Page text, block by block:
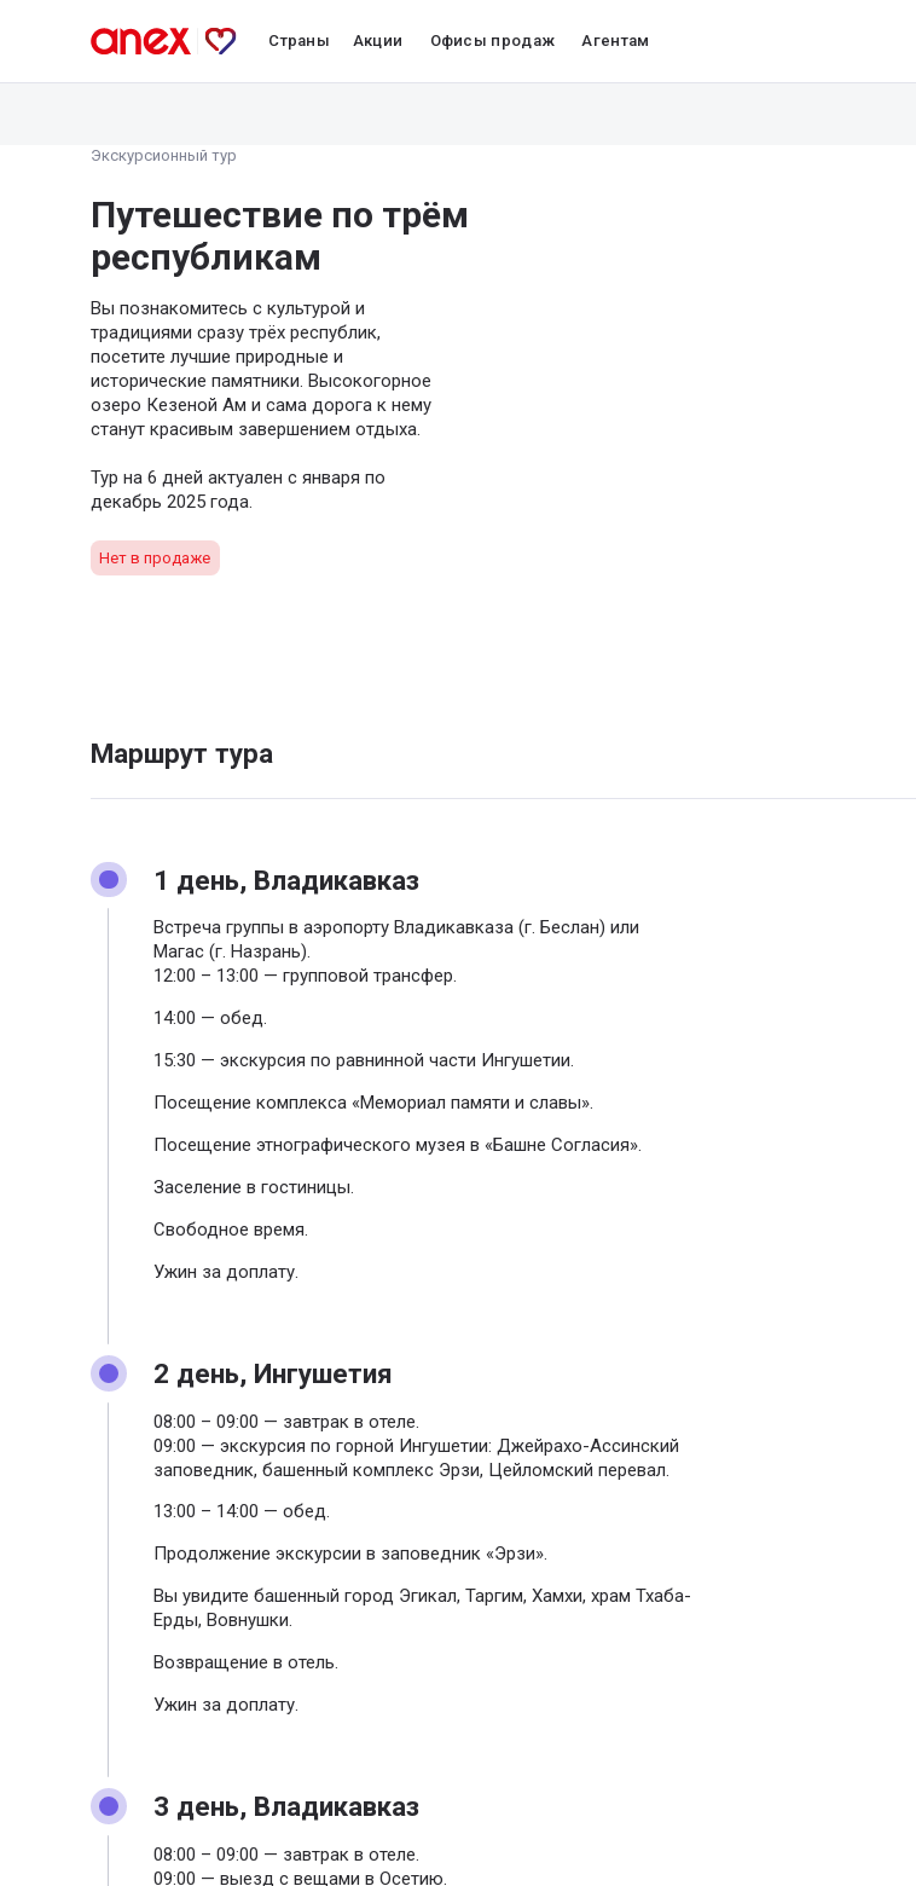
Страны Акции Офисы продаж Агентам
Экскурсионный тур
Путешествие по трём
республикам
Вы познакомитесь с культурой и
традициями сразу трёх республик,
посетите лучшие природные и
исторические памятники. Высокогорное
озеро Кезеной Ам и сама дорога к нему
станут красивым завершением отдыха.
Тур на 6 дней актуален с января по
декабрь 2025 года.
Нет в продаже
Маршрут тура
1 день, Владикавказ
Встреча группы в аэропорту Владикавказа (г. Беслан) или
Магас (г. Назрань).
12:00 – 13:00 — групповой трансфер.
14:00 — обед.
15:30 — экскурсия по равнинной части Ингушетии.
Посещение комплекса «Мемориал памяти и славы».
Посещение этнографического музея в «Башне Согласия».
Заселение в гостиницы.
Свободное время.
Ужин за доплату.
2 день, Ингушетия
08:00 – 09:00 — завтрак в отеле.
09:00 — экскурсия по горной Ингушетии: Джейрахо-Ассинский
заповедник, башенный комплекс Эрзи, Цейломский перевал.
13:00 – 14:00 — обед.
Продолжение экскурсии в заповедник «Эрзи».
Вы увидите башенный город Эгикал, Таргим, Хамхи, храм Тхаба-
Ерды, Вовнушки.
Возвращение в отель.
Ужин за доплату.
3 день, Владикавказ
08:00 – 09:00 — завтрак в отеле.
09:00 — выезд с вещами в Осетию.